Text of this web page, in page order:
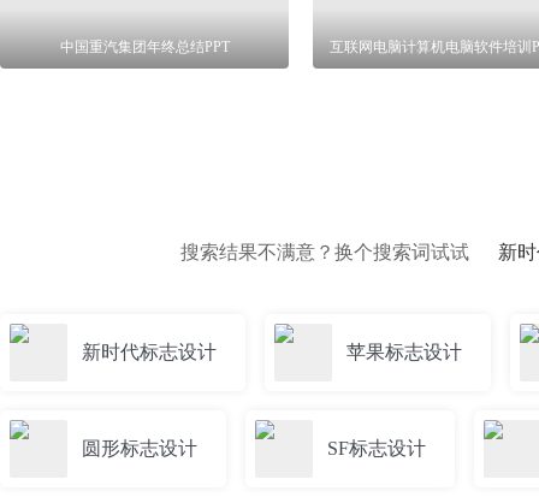
中国重汽集团年终总结PPT 互联网电脑计算机电脑软件培训
搜索结果不满意？换个搜索词试试 新
新时代标志设计 苹果标志设计
圆形标志设计 SF标志设计